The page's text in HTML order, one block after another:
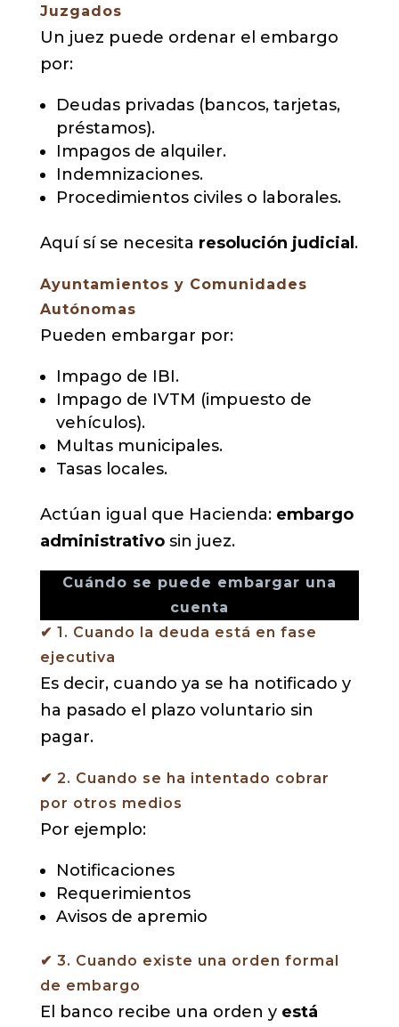
Juzgados
Un juez puede ordenar el embargo
por:
Deudas privadas (bancos, tarjetas,
préstamos).
Impagos de alquiler.
Indemnizaciones.
Procedimientos civiles o laborales.
Aquí sí se necesita resolución judicial .
Ayuntamientos y Comunidades
Autónomas
Pueden embargar por:
Impago de IBI.
Impago de IVTM (impuesto de
vehículos).
Multas municipales.
Tasas locales.
Actúan igual que Hacienda: embargo
administrativosin juez.
Cuándo se puede embargar una
cuenta
✔ 1. Cuando la deuda está en fase
ejecutiva
Es decir, cuando ya se ha notificado y
ha pasado el plazo voluntario sin
pagar.
✔ 2. Cuando se ha intentado cobrar
por otros medios
Por ejemplo:
Notificaciones
Requerimientos
Avisos de apremio
✔ 3. Cuando existe una orden formal
de embargo
El banco recibe una orden y está